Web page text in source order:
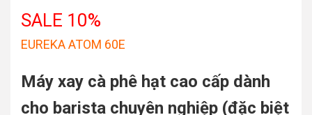
SALE 10%
EUREKA ATOM 60E
Máy xay cà phê hạt cao cấp dành
cho barista chuyên nghiệp (đặc biệt